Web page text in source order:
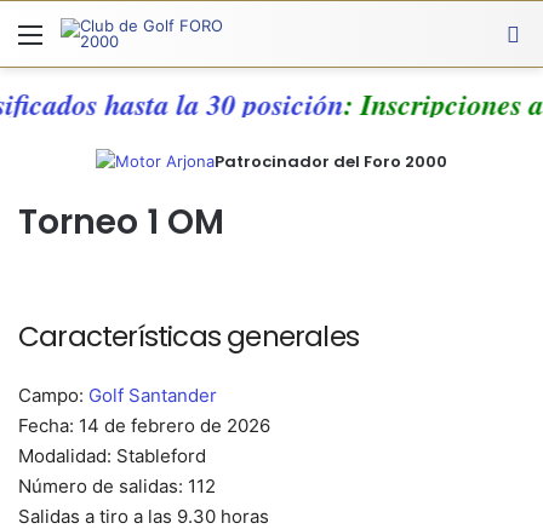
Menú
hasta la 30 posición:
Patrocinador del Foro 2000
Torneo 1 OM
Características generales
Campo: Golf Santander
Fecha: 14 de febrero de 2026
Modalidad: Stableford
Número de salidas: 112
Salidas a tiro a las 9.30 horas